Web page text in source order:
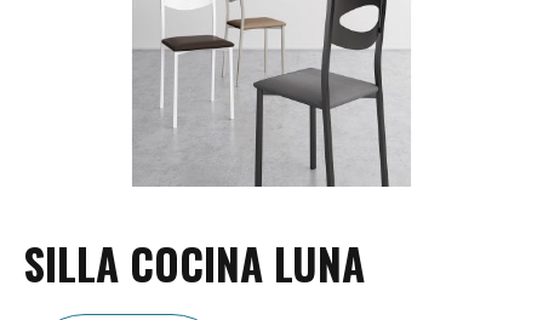
SILLA COCINA LUNA